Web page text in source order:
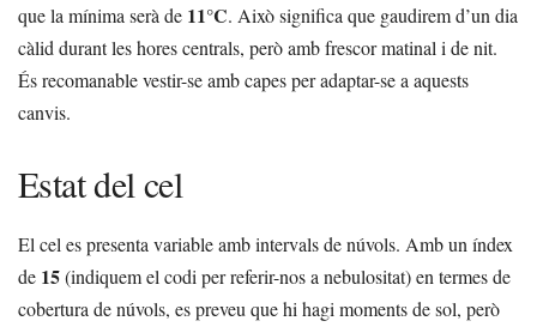
que la mínima serà de 11°C. Això significa que gaudirem d’un dia
càlid durant les hores centrals, però amb frescor matinal i de nit.
És recomanable vestir-se amb capes per adaptar-se a aquests
canvis.
Estat del cel
El cel es presenta variable amb intervals de núvols. Amb un índex
de 15(indiquem el codi per referir-nos a nebulositat) en termes de
cobertura de núvols, es preveu que hi hagi moments de sol, però